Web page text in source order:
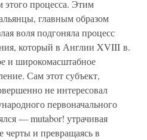
процесса. Этим
главным образом
воля подгоняла процесс
который в Англии XVIII в.
и широкомасштабное
Сам этот субъект,
не интересовал
первоначального
— mutabor! утрачивая
черты и превращаясь в